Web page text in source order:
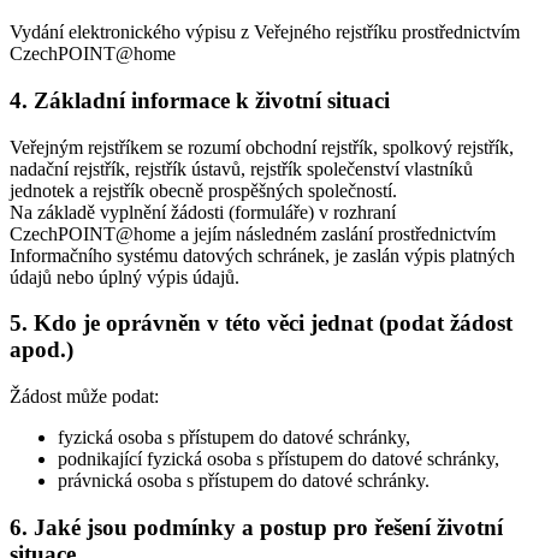
Vydání elektronického výpisu z Veřejného rejstříku prostřednictvím
CzechPOINT@home
4. Základní informace k životní situaci
Veřejným rejstříkem se rozumí obchodní rejstřík, spolkový rejstřík,
nadační rejstřík, rejstřík ústavů, rejstřík společenství vlastníků
jednotek a rejstřík obecně prospěšných společností.
Na základě vyplnění žádosti (formuláře) v rozhraní
CzechPOINT@home a jejím následném zaslání prostřednictvím
Informačního systému datových schránek, je zaslán výpis platných
údajů nebo úplný výpis údajů.
5. Kdo je oprávněn v této věci jednat (podat žádost
apod.)
Žádost může podat:
fyzická osoba s přístupem do datové schránky,
podnikající fyzická osoba s přístupem do datové schránky,
právnická osoba s přístupem do datové schránky.
6. Jaké jsou podmínky a postup pro řešení životní